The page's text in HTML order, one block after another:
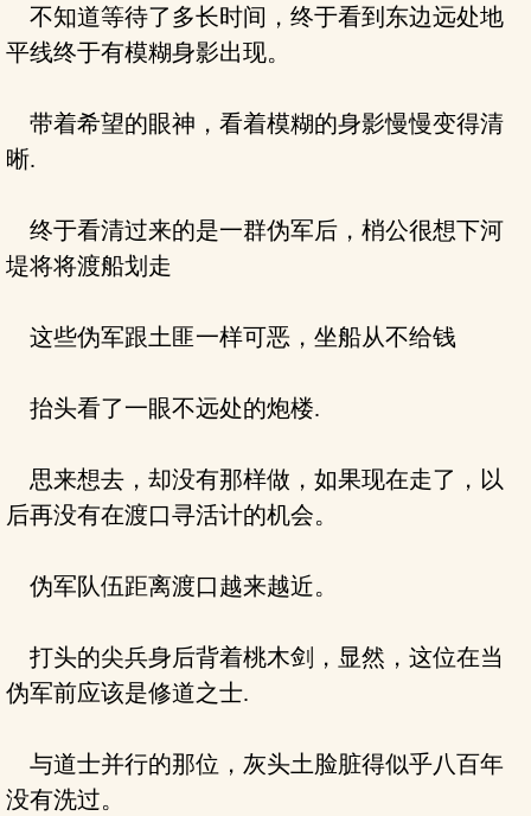
不知道等待了多长时间，终于看到东边远处地
平线终于有模糊身影出现。
带着希望的眼神，看着模糊的身影慢慢变得清
晰.
终于看清过来的是一群伪军后，梢公很想下河
堤将将渡船划走
这些伪军跟土匪一样可恶，坐船从不给钱
抬头看了一眼不远处的炮楼.
思来想去，却没有那样做，如果现在走了，以
后再没有在渡口寻活计的机会。
伪军队伍距离渡口越来越近。
打头的尖兵身后背着桃木剑，显然，这位在当
伪军前应该是修道之士.
与道士并行的那位，灰头土脸脏得似乎八百年
没有洗过。